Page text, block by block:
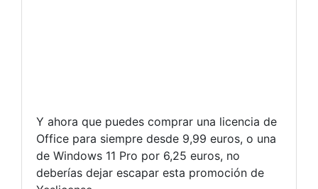
Y ahora que puedes comprar una licencia de
Office para siempre desde 9,99 euros, o una
de Windows 11 Pro por 6,25 euros, no
deberías dejar escapar esta promoción de